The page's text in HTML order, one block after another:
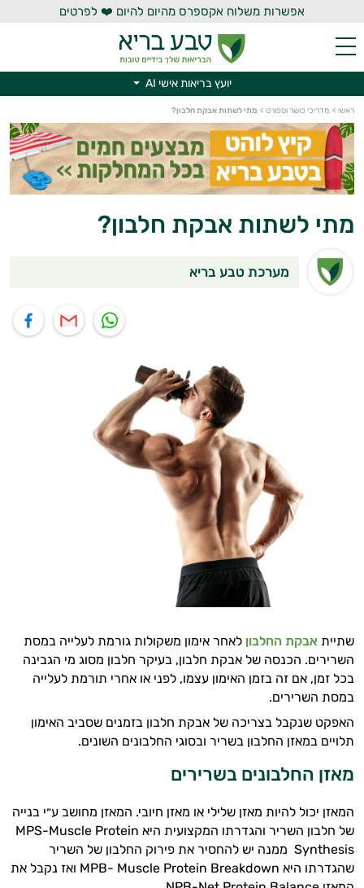
אפשרות משלוח אקספרס מהיום להיום ❤️ לפרטים
יועץ בריאות אישי AI
ראשי > מדריכי כושר וספורט > מתי לשתות אבקת חלבון?
מתי לשתות אבקת חלבון?
מערכת טבע בריא
שתיית אבקת החלבון לאחר אימון משקולות גורמת לעלייה במסת
השרירים. הכנסה של אבקת חלבון, בעיקר חלבון מסוג מי הגבינה
בכל זמן, אם זה בזמן האימון עצמו, לפני או אחרי תורמת לעלייה
במסת השרירים.
האפקט שנקבל בצריכה של אבקת חלבון בזמנים שסביב האימון
תלויים במאזן החלבון בשריר ובסוגי החלבונים השונים.
מאזן החלבונים בשרירים
המאזן יכול להיות מאזן שלילי או מאזן חיובי. המאזן מחושב ע״י בנייה
של חלבון השריר והגדרתו המקצועית היא MPS-Muscle Protein
Synthesis ממנה יש להחסיר את פירוק החלבון של השריר
שהגדרתו היא MPB- Muscle Protein Breakdown ואז נקבל את
היי,
אני יועץ הבריאות האישי AI של טבע בריא.